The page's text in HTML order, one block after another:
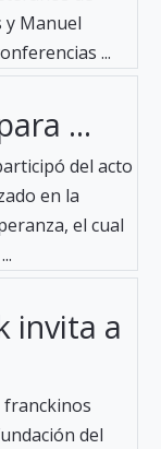
y Manuel
...
...
del acto
en la
el cual
invita a
franckinos
del